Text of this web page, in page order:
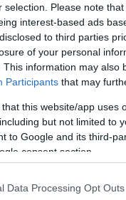
selection. Please note
interest-based ads
to third parties
of your personal
This information may also
Participants that may
that this website/app
but not limited to
to Google and its third-
consent section.
Data Processing Opt Outs
αυτόςνόμος του κ.
που
κινήματα που
να
τους.
αντίσταση των
κατοίκων των
Μία ελευθερία που
Έτσι επιδιώκουν
υποτέλειά τους